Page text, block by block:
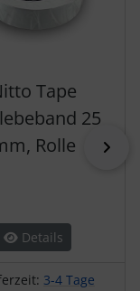
Tape
25
Rolle
Details
3-4 Tage